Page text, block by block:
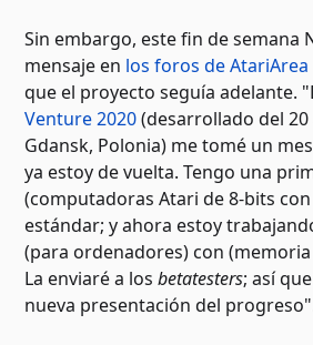
Sin embargo, este fin de semana
mensaje en los foros de AtariArea
que el proyecto seguía adelante.
Venture 2020(desarrollado del
Gdansk, Polonia) me tomé un
ya estoy de vuelta. Tengo una
(computadoras Atari de 8-bits
estándar; y ahora estoy
(para ordenadores) con (memoria
La enviaré a losbetatesters; así
nueva presentación del